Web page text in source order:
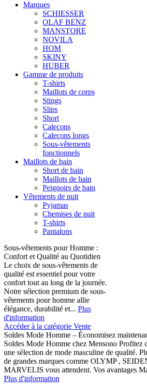
Marques
SCHIESSER
OLAF BENZ
MANSTORE
NOVILA
HOM
SKINY
HUBER
Gamme de produits
T-shirts
Maillots de corps
Stings
Slips
Short
Caleçons
Caleçons longs
Sous-vêtements
fonctionnels
Maillots de bain
Short de bain
Maillots de bain
Peignoirs de bain
Vêtements de nuit
Pyjamas
Chemises de nuit
T-shirts
Pantalons
Sous-vêtements pour Homme :
Confort et Qualité au Quotidien
Le choix de sous-vêtements de
qualité est essentiel pour votre
confort tout au long de la journée.
Notre sélection premium de sous-
vêtements pour homme allie
élégance, durabilité et... Plus
d'information
Accéder à la catégorie Vente
Soldes Mode Homme – Économisez
Soldes Mode Homme chez Mensono Profitez
une sélection de mode masculine de qualité.
de grandes marques comme OLYMP ,
MARVELIS vous attendent. Vos avantages
Plus d'information